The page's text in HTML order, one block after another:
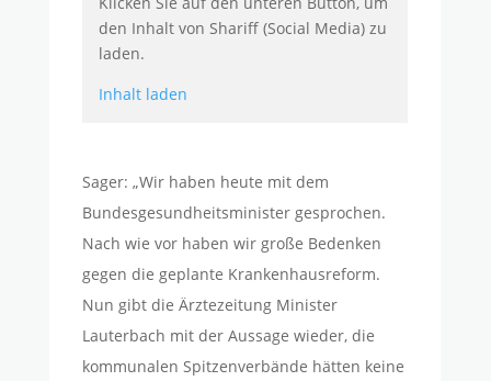
den Inhalt von Shariff (Social Media) zu
laden.
Inhalt laden
Sager: „Wir haben heute mit dem
Bundesgesundheitsminister gesprochen.
Nach wie vor haben wir große Bedenken
gegen die geplante Krankenhausreform.
Nun gibt die Ärztezeitung Minister
Lauterbach mit der Aussage wieder, die
kommunalen Spitzenverbände hätten keine